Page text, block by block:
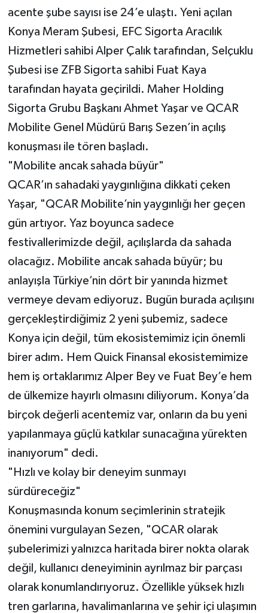
acente şube sayısı ise 24’e ulaştı. Yeni açılan
Konya Meram Şubesi, EFC Sigorta Aracılık
Hizmetleri sahibi Alper Çalık tarafından, Selçuklu
Şubesi ise ZFB Sigorta sahibi Fuat Kaya
tarafından hayata geçirildi. Maher Holding
Sigorta Grubu Başkanı Ahmet Yaşar ve QCAR
Mobilite Genel Müdürü Barış Sezen’in açılış
konuşması ile tören başladı.
"Mobilite ancak sahada büyür"
QCAR’ın sahadaki yaygınlığına dikkati çeken
Yaşar, "QCAR Mobilite’nin yaygınlığı her geçen
gün artıyor. Yaz boyunca sadece
festivallerimizde değil, açılışlarda da sahada
olacağız. Mobilite ancak sahada büyür; bu
anlayışla Türkiye’nin dört bir yanında hizmet
vermeye devam ediyoruz. Bugün burada açılışını
gerçekleştirdiğimiz 2 yeni şubemiz, sadece
Konya için değil, tüm ekosistemimiz için önemli
birer adım. Hem Quick Finansal ekosistemimize
hem iş ortaklarımız Alper Bey ve Fuat Bey’e hem
de ülkemize hayırlı olmasını diliyorum. Konya’da
birçok değerli acentemiz var, onların da bu yeni
yapılanmaya güçlü katkılar sunacağına yürekten
inanıyorum" dedi.
"Hızlı ve kolay bir deneyim sunmayı
sürdüreceğiz"
Konuşmasında konum seçimlerinin stratejik
önemini vurgulayan Sezen, "QCAR olarak
şubelerimizi yalnızca haritada birer nokta olarak
değil, kullanıcı deneyiminin ayrılmaz bir parçası
olarak konumlandırıyoruz. Özellikle yüksek hızlı
tren garlarına, havalimanlarına ve şehir içi ulaşımın